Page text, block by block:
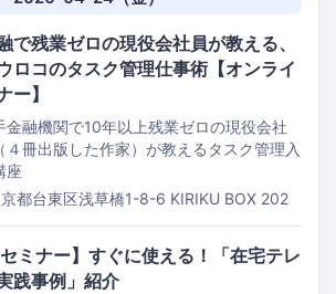
で残業ゼロの現役会社員が教える、
ロコのタスク管理仕事術【オンライ
ー】
金融機関で10年以上残業ゼロの現役会社
４冊出版した作家）が教えるタスク管理入
座
都台東区浅草橋1-8-6 KIRIKU BOX 202
セミナー】すぐに使える！「在宅テレ
践事例」紹介